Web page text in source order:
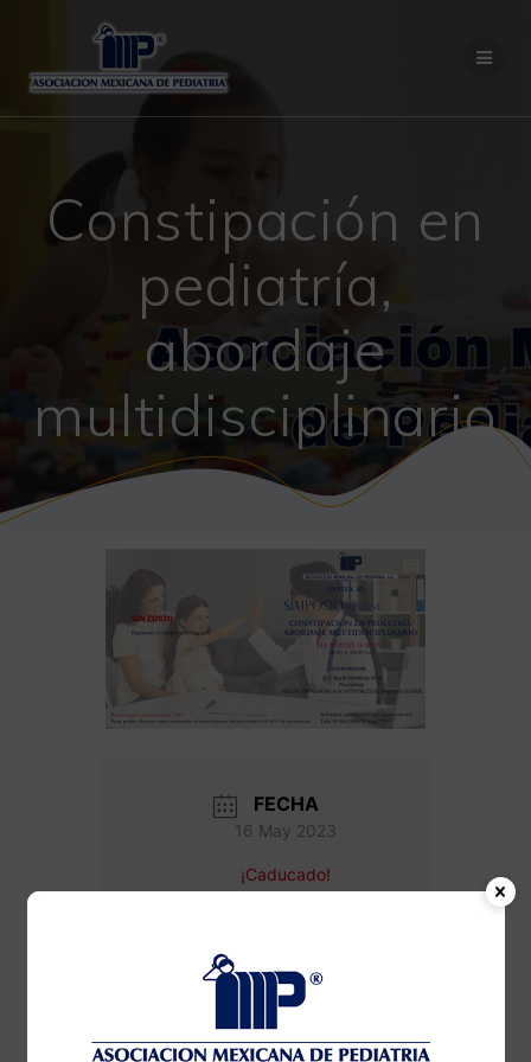
Constipación en
pediatría,
abordaje
multidisciplinario
FECHA
16 May 2023
¡Caducado!
6:00 pm - 8:30 pm